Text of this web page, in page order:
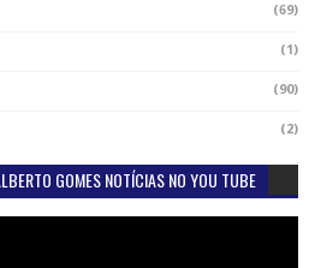
(69)
(1)
(90)
(2)
GOMES NOTÍCIAS NO YOU TUBE